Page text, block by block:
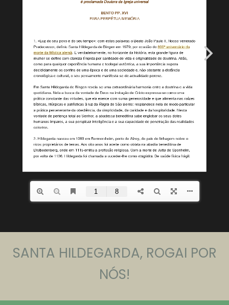
SANTA HILDEGARDA, ROGAI POR
NÓS!